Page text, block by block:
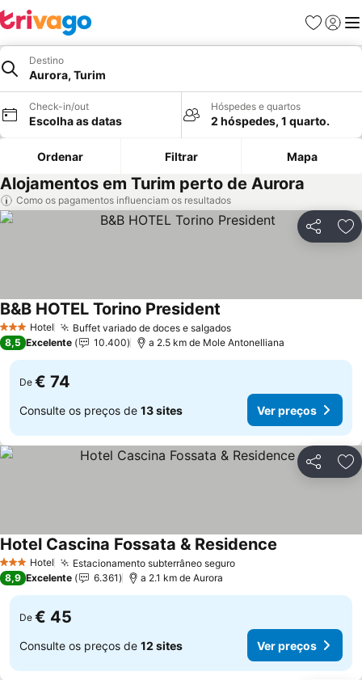
Favoritos
Iniciar
Destino
Aurora, Turim
Check-in/out
Escolha as datas
Hóspedes e quartos
2 hóspedes, 1 quarto.
Ordenar Filtrar Mapa
Alojamentos em Turim perto de Aurora
Como os pagamentos influenciam os resultados
Partilhar
3 EstrelasHotel Buffet variado de doces e salgados
B&B HOTEL Torino President
8,5 Excelente 10.400 a 2.5 km de Mole Antonelliana
De € 74
Consulte os preços de 13 sites Ver preços
Partilhar
3 EstrelasHotel Estacionamento subterrâneo seguro
Hotel Cascina Fossata & Residence
8,9 Excelente 6.361 a 2.1 km de Aurora
De € 45
Consulte os preços de 12 sites Ver preços